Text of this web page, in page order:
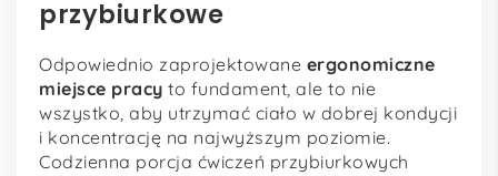
przybiurkowe
Odpowiednio zaprojektowane ergonomiczne
miejsce pracy to fundament, ale to nie
wszystko, aby utrzymać ciało w dobrej kondycji
i koncentrację na najwyższym poziomie.
Codzienna porcja ćwiczeń przybiurkowych